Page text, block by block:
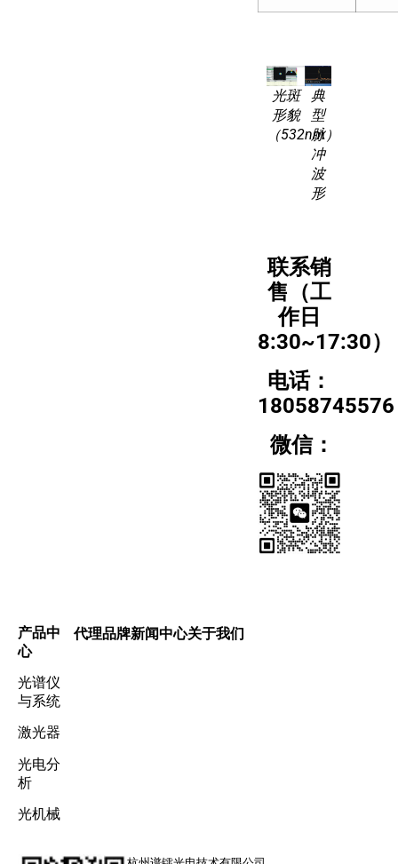
光斑
形貌
（532nm）
典
型
脉
冲
波
形
联系销
售（工
作日
8:30~17:30）
电话：
18058745576
微信：
产品中
心
光谱仪
与系统
激光器
光电分
析
光机械
代理品牌新闻中心关于我们